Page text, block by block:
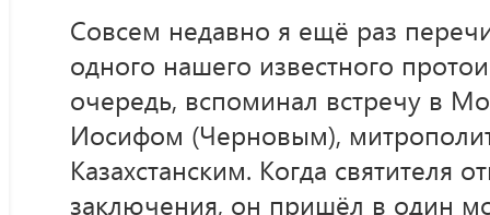
Совсем недавно я ещё раз
одного нашего известного
очередь, вспоминал встречу в
Иосифом (Черновым),
Казахстанским. Когда святителя
заключения, он пришёл в один